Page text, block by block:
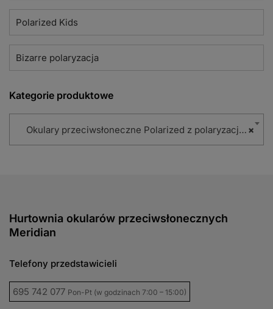
Polarized Kids
Bizarre polaryzacja
Kategorie produktowe
×
Okulary przeciwsłoneczne Polarized z polaryzacją (86)
Hurtownia okularów przeciwsłonecznych
Meridian
Telefony przedstawicieli
695 742 077 Pon-Pt (w godzinach 7:00 – 15:00)